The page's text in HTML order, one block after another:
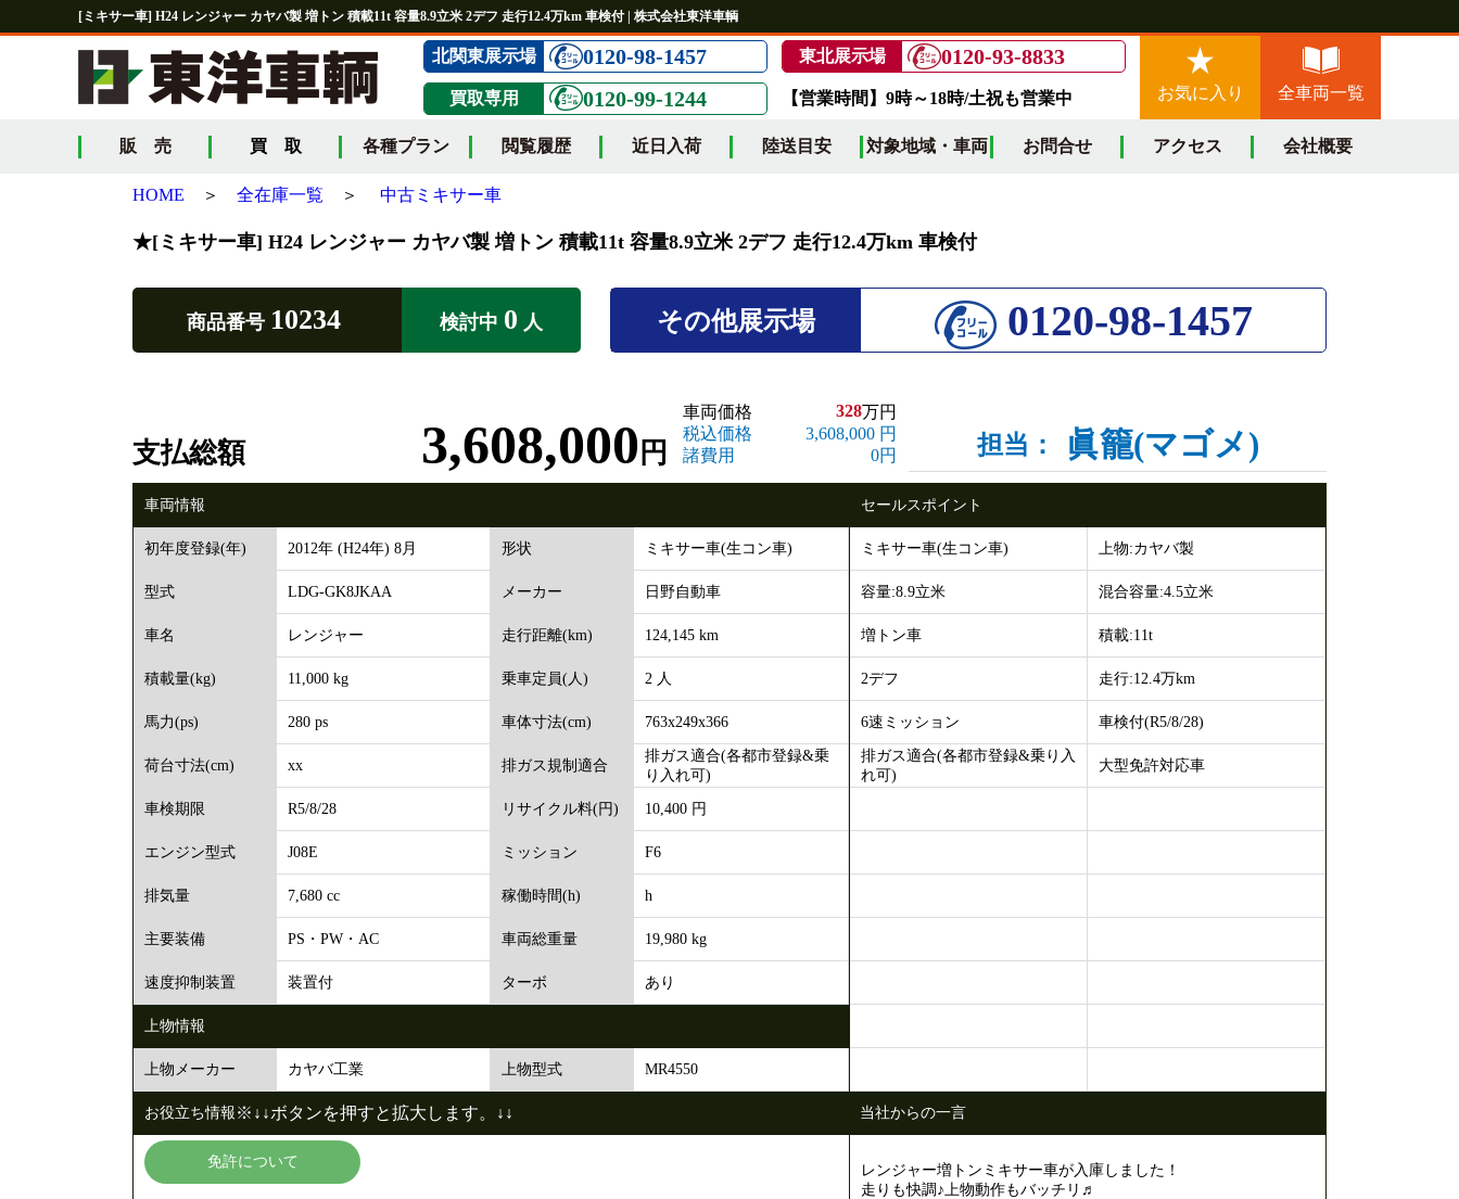
[ミキサー車] H24 レンジャー カヤバ製 増トン 積載11t 容量8.9立米 2デフ 走行12.4万km 車検付 | 株式会社東洋車輌
北関東展示場 0120-98-1457 東北展示場 0120-93-8833
買取専用 0120-99-1244 【営業時間】9時～18時/土祝も営業中 お気に入り 全車両一覧
販 売 買 取 各種プラン 閲覧履歴 近日入荷 陸送目安 対象地域・車両 お問合せ アクセス 会社概要
HOME ＞ 全在庫一覧 ＞ 中古ミキサー車
★[ミキサー車] H24 レンジャー カヤバ製 増トン 積載11t 容量8.9立米 2デフ 走行12.4万km 車検付
商品番号 10234 検討中 0 人 その他展示場 0120-98-1457
支払総額 3,608,000 円
車両価格 328万円
税込価格
3,608,000 円
諸費用
0円 担当： 眞籠(マゴメ)
車両情報
初年度登録(年) 2012年 (H24年) 8月 形状 ミキサー車(生コン車)
型式 LDG-GK8JKAA メーカー 日野自動車
車名 レンジャー 走行距離(km) 124,145 km
積載量(kg) 11,000 kg 乗車定員(人) 2 人
馬力(ps) 280 ps 車体寸法(cm) 763x249x366
荷台寸法(cm) xx 排ガス規制適合
排ガス適合(各都市登録&乗
り入れ可)
車検期限 R5/8/28 リサイクル料(円) 10,400 円
エンジン型式 J08E ミッション F6
排気量 7,680 cc 稼働時間(h) h
主要装備 PS・PW・AC 車両総重量 19,980 kg
速度抑制装置 装置付 ターボ あり
上物情報
上物メーカー カヤバ工業 上物型式 MR4550
セールスポイント
ミキサー車(生コン車) 上物:カヤバ製
容量:8.9立米 混合容量:4.5立米
増トン車 積載:11t
2デフ 走行:12.4万km
6速ミッション 車検付(R5/8/28)
排ガス適合(各都市登録&乗り入
れ可)
大型免許対応車
お役立ち情報 ※↓↓ボタンを押すと拡大します。↓↓
免許について
当社からの一言
レンジャー増トンミキサー車が入庫しました！
走りも快調♪上物動作もバッチリ♬